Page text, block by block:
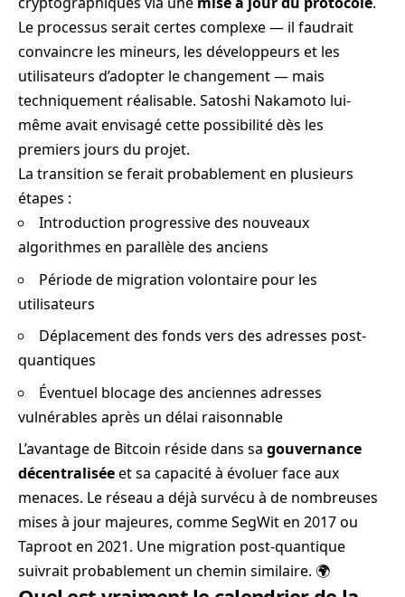
Le processus serait certes complexe — il faudrait
convaincre les mineurs, les développeurs et les
utilisateurs d’adopter le changement — mais
techniquement réalisable. Satoshi Nakamoto lui-
même avait envisagé cette possibilité dès les
premiers jours du projet.
La transition se ferait probablement en plusieurs
étapes :
Introduction progressive des nouveaux
algorithmes en parallèle des anciens
Période de migration volontaire pour les
utilisateurs
Déplacement des fonds vers des adresses post-
quantiques
Éventuel blocage des anciennes adresses
vulnérables après un délai raisonnable
L’avantage de Bitcoin réside dans sa gouvernance
décentraliséeet sa capacité à évoluer face aux
menaces. Le réseau a déjà survécu à de nombreuses
mises à jour majeures, comme SegWit en 2017 ou
Taproot en 2021. Une migration post-quantique
suivrait probablement un chemin similaire. 🌍